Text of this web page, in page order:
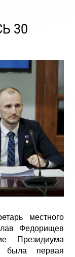
30
местного
Федорищев
Президиума
была первая